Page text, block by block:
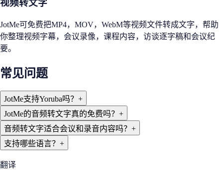
视频转文字
JotMe可免费把MP4，MOV，WebM等视频文件转成文字，帮助
你整理视频字幕，会议录像，课程内容，访谈逐字稿和会议纪
要。
常见问题
JotMe支持Yoruba吗？ +
JotMe的音频转文字真的免费吗？ +
音频转文字适合会议和录音内容吗？ +
支持哪些语言？ +
翻译